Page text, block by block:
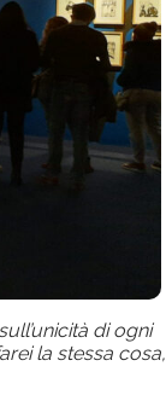
di ogni
la stessa cosa,